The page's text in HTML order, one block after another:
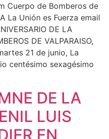
Cuerpo de Bomberos de
La Unión es Fuerza email
DE LA
DE VALPARAISO,
21 de junio, La
centésimo sexagésimo
DE LA
LUIS
EN